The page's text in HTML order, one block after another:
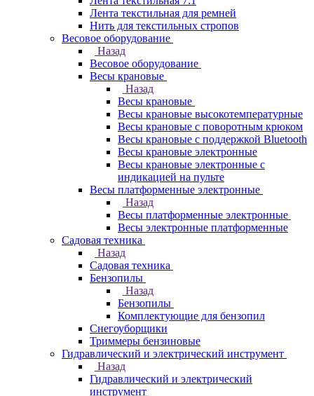
Лента текстильная для ремней
Нить для текстильных стропов
Весовое оборудование
Назад
Весовое оборудование
Весы крановые
Назад
Весы крановые
Весы крановые высокотемпературные
Весы крановые с поворотным крюком
Весы крановые с поддержкой Bluetooth
Весы крановые электронные
Весы крановые электронные с
индикацией на пульте
Весы платформенные электронные
Назад
Весы платформенные электронные
Весы электронные платформенные
Садовая техника
Назад
Садовая техника
Бензопилы
Назад
Бензопилы
Комплектующие для бензопил
Снегоуборщики
Триммеры бензиновые
Гидравлический и электрический инструмент
Назад
Гидравлический и электрический
инструмент